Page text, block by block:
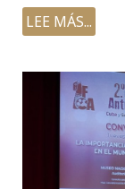
LEE MÁS...